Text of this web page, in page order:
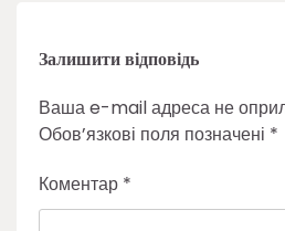
Залишити відповідь
Ваша e-mail адреса не
Обов’язкові поля позначені *
Коментар *